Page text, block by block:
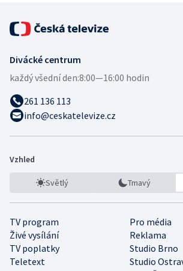
Divácké centrum
každý všední den:8:00—16:00 hodin
261 136 113
info@ceskatelevize.cz
Vzhled
Světlý Tmavý
TV program
Pro média
Živé vysílání
Reklama
TV poplatky
Studio Brno
Teletext
Studio